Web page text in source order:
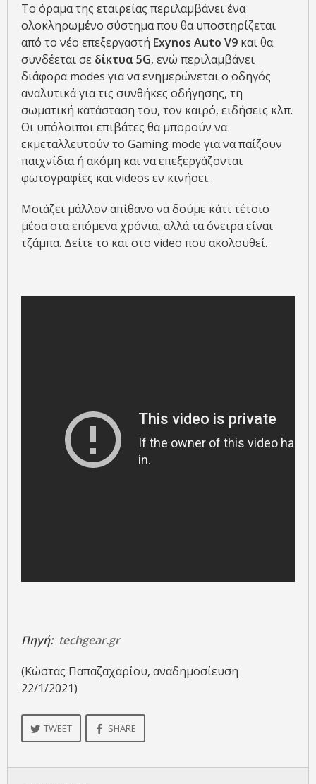
Το όραμα της εταιρείας περιλαμβάνει ένα
ολοκληρωμένο σύστημα που θα υποστηρίζεται
από το νέο επεξεργαστή Exynos Auto V9 και θα
συνδέεται σε δίκτυα 5G, ενώ περιλαμβάνει
διάφορα modes για να ενημερώνεται ο οδηγός
αναλυτικά για τις συνθήκες οδήγησης, τη
σωματική κατάσταση του, τον καιρό, ειδήσεις κλπ.
Οι υπόλοιποι επιβάτες θα μπορούν να
εκμεταλλευτούν το Gaming mode για να παίζουν
παιχνίδια ή ακόμη και να επεξεργάζονται
φωτογραφίες και videos εν κινήσει.
Μοιάζει μάλλον απίθανο να δούμε κάτι τέτοιο
μέσα στα επόμενα χρόνια, αλλά τα όνειρα είναι
τζάμπα. Δείτε το και στο video που ακολουθεί.
Πηγή: techgear.gr
(Κώστας Παπαζαχαρίου, αναδημοσίευση
22/1/2021)
TWEET SHARE